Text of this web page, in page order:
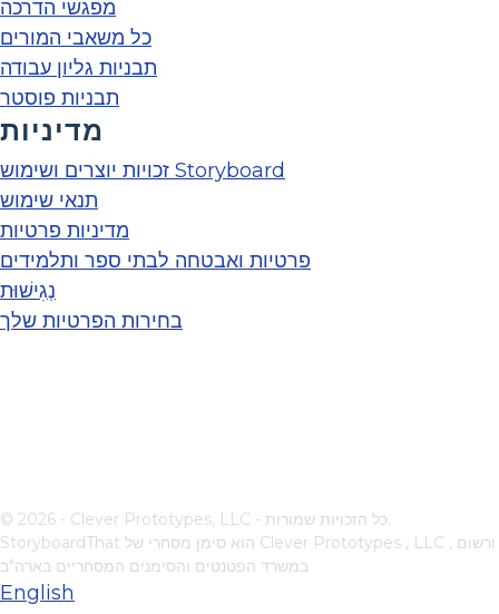
מפגשי הדרכה
כל משאבי המורים
תבניות גליון עבודה
תבניות פוסטר
מדיניות
זכויות יוצרים ושימוש Storyboard
תנאי שימוש
מדיניות פרטיות
פרטיות ואבטחה לבתי ספר ותלמידים
נְגִישׁוּת
בחירות הפרטיות שלך
Clever Prototypes , LLC , ורשום
במשרד הפטנטים והסימנים המסחריים בארה"ב
English